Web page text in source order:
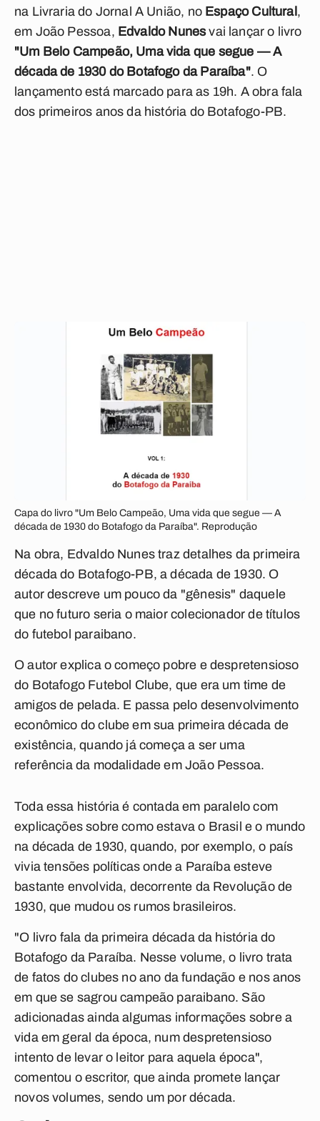
na Livraria do Jornal A União, no Espaço Cultural ,
em João Pessoa, Edvaldo Nunesvai lançar o livro
"Um Belo Campeão, Uma vida que segue — A
década de 1930 do Botafogo da Paraíba". O
lançamento está marcado para as 19h. A obra fala
dos primeiros anos da história do Botafogo-PB.
Capa do livro "Um Belo Campeão, Uma vida que segue — A
década de 1930 do Botafogo da Paraíba". Reprodução
Na obra, Edvaldo Nunes traz detalhes da primeira
década do Botafogo-PB, a década de 1930. O
autor descreve um pouco da "gênesis" daquele
que no futuro seria o maior colecionador de títulos
do futebol paraibano.
O autor explica o começo pobre e despretensioso
do Botafogo Futebol Clube, que era um time de
amigos de pelada. E passa pelo desenvolvimento
econômico do clube em sua primeira década de
existência, quando já começa a ser uma
referência da modalidade em João Pessoa.
Toda essa história é contada em paralelo com
explicações sobre como estava o Brasil e o mundo
na década de 1930, quando, por exemplo, o país
vivia tensões políticas onde a Paraíba esteve
bastante envolvida, decorrente da Revolução de
1930, que mudou os rumos brasileiros.
"O livro fala da primeira década da história do
Botafogo da Paraíba. Nesse volume, o livro trata
de fatos do clubes no ano da fundação e nos anos
em que se sagrou campeão paraibano. São
adicionadas ainda algumas informações sobre a
vida em geral da época, num despretensioso
intento de levar o leitor para aquela época",
comentou o escritor, que ainda promete lançar
novos volumes, sendo um por década.